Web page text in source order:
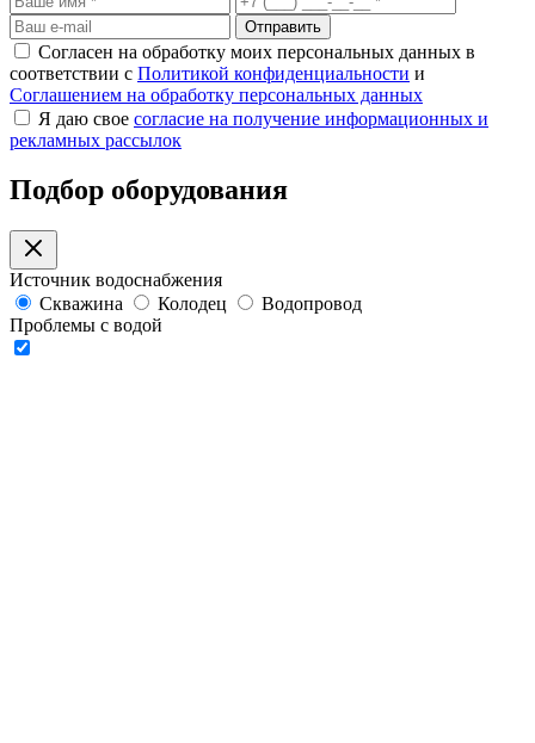
Отправить
Согласен на обработку моих персональных данных в
соответствии с Политикой конфиденциальности и
Соглашением на обработку персональных данных
Я даю свое согласие на получение информационных и
рекламных рассылок
Подбор оборудования
Источник водоснабжения
Скважина
Колодец
Водопровод
Проблемы с водой